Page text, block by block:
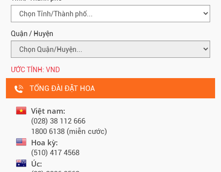
Quận / Huyện
ƯỚC TÍNH: VND
TỔNG ĐÀI ĐẶT HOA
Việt nam:
(028) 38 112 666
1800 6138 (miễn cước)
Hoa kỳ:
(510) 417 4568
Úc: